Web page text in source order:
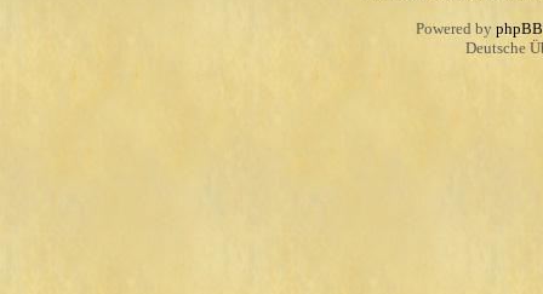
Powered by phpBB
Deutsche